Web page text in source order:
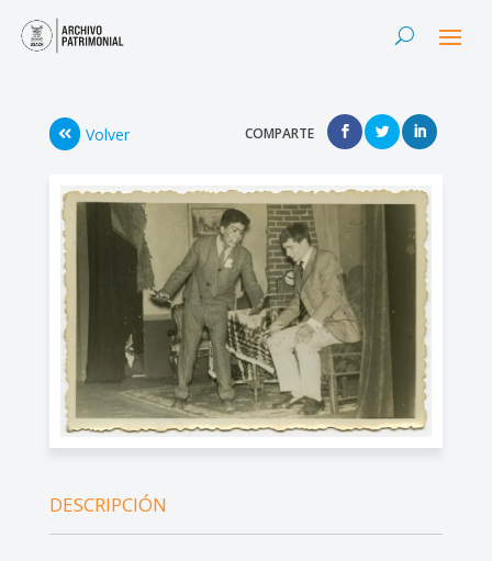
Volver COMPARTE
DESCRIPCIÓN